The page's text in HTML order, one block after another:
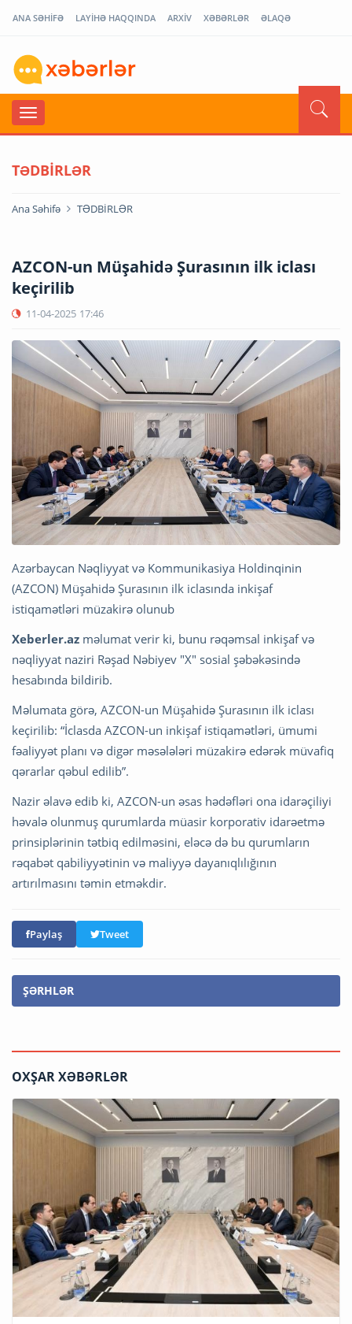
ANA SƏHİFƏ LAYİHƏ HAQQINDA ARXİV XƏBƏRLƏR ƏLAQƏ
TƏDBİRLƏR
Ana Səhifə TƏDBİRLƏR
AZCON-un Müşahidə Şurasının ilk iclası
keçirilib
11-04-2025 17:46
Azərbaycan Nəqliyyat və Kommunikasiya Holdinqinin
(AZCON) Müşahidə Şurasının ilk iclasında inkişaf
istiqamətləri müzakirə olunub
Xeberler.az məlumat verir ki, bunu rəqəmsal inkişaf və
nəqliyyat naziri Rəşad Nəbiyev "X" sosial şəbəkəsində
hesabında bildirib.
Məlumata görə, AZCON-un Müşahidə Şurasının ilk iclası
keçirilib: “İclasda AZCON-un inkişaf istiqamətləri, ümumi
fəaliyyət planı və digər məsələləri müzakirə edərək müvafiq
qərarlar qəbul edilib”.
Nazir əlavə edib ki, AZCON-un əsas hədəfləri ona idarəçiliyi
həvalə olunmuş qurumlarda müasir korporativ idarəetmə
prinsiplərinin tətbiq edilməsini, eləcə də bu qurumların
rəqabət qabiliyyətinin və maliyyə dayanıqlılığının
artırılmasını təmin etməkdir.
Paylaş Tweet
ŞƏRHLƏR
OXŞAR XƏBƏRLƏR